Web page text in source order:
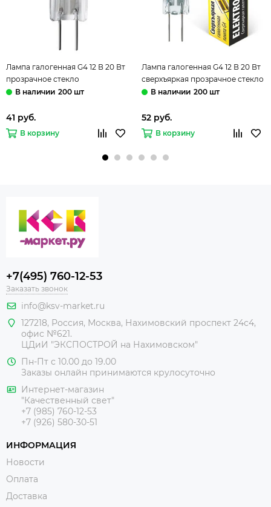
Лампа галогенная G4 12 В 20 Вт
прозрачное стекло
Elektrostandard200 шт
41 руб.
В корзину
Лампа галогенная G4 12 В 20 Вт
сверхъяркая прозрачное стекло
Elektrostandard200 шт
52 руб.
В корзину
+7(495) 760-12-53
Заказать звонок
info@ksv-market.ru
127218, Россия, Москва, Нахимовский проспект 24с4,
офис №621.
ЦДиИ "ЭКСПОСТРОЙ на Нахимовском"
Пн-Пт с 10.00 до 19.00
Заказы онлайн принимаются крулосуточно
Интернет-магазин
"Качественный свет"
+7 (985) 760-12-53
+7 (926) 580-30-51
ИНФОРМАЦИЯ
Новости
Оплата
Доставка